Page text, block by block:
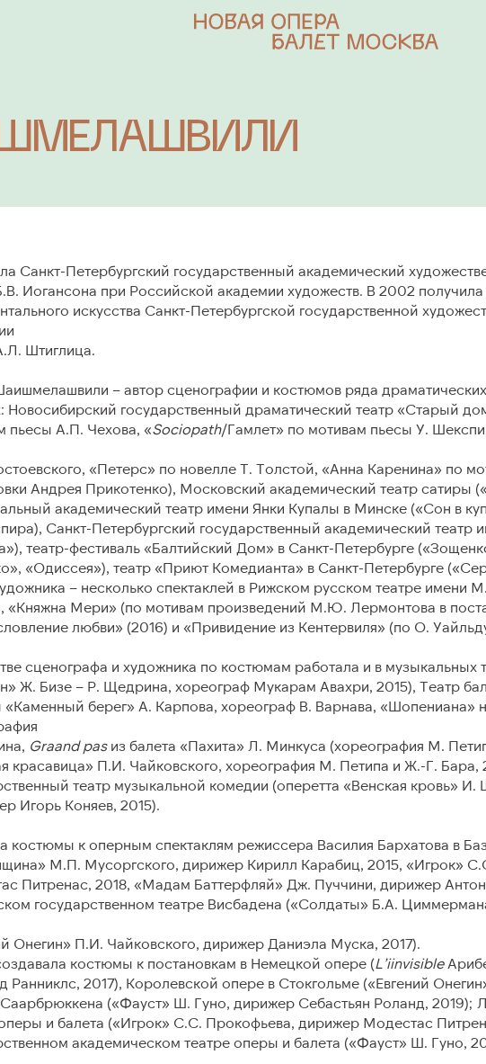
СПЕКТАКЛИ
Архив ОКНО
О ТЕАТРЕ
О театре
Евгений Колобов
История
Сотрудничество
Технические параметры
Документы
ЛИЦА ТЕАТРА
Художественное
Дирижеры
Опера
Балет Москва
Оркестр
Хор
Хореографы
Композиторы
Ведущие
Дирекция и
КОНТАКТЫ
Контакты подразделений
Санкт-Петербургский государственный академический
Иогансона при Российской академии художеств. В 2002 получила
искусства Санкт-Петербургской государственной
Штиглица.
– автор сценографии и костюмов ряда
Новосибирский государственный драматический театр «Старый
пьесы А.П. Чехова, «Sociopath/Гамлет» по мотивам пьесы У.
«Петерс» по новелле Т. Толстой, «Анна Каренина» по
Андрея Прикотенко), Московский академический театр
академический театр имени Янки Купалы в Минске («Сон в
Санкт-Петербургский государственный академический театр
театр-фестиваль «Балтийский Дом» в Санкт-Петербурге
«Одиссея»), театр «Приют Комедианта» в Санкт-Петербурге
– несколько спектаклей в Рижском русском театре имени
«Княжна Мери» (по мотивам произведений М.Ю. Лермонтова в
любви» (2016) и «Привидение из Кентервиля» (по О.
сценографа и художника по костюмам работала и в музыкальных
Ж. Бизе – Р. Щедрина, хореограф Мукарам Авахри, 2015), Театр
«Каменный берег» А. Карпова, хореограф В. Варнава, «Шопениана»
Graand pasиз балета «Пахита» Л. Минкуса (хореография М.
красавица» П.И. Чайковского, хореография М. Петипа и Ж.-Г. Бара,
театр музыкальной комедии (оперетта «Венская кровь» И.
Игорь Коняев, 2015).
костюмы к оперным спектаклям режиссера Василия Бархатова в
М.П. Мусоргского, дирижер Кирилл Карабиц, 2015, «Игрок»
Питренас, 2018, «Мадам Баттерфляй» Дж. Пуччини, дирижер
государственном театре Висбадена («Солдаты» Б.А.
Онегин» П.И. Чайковского, дирижер Даниэла Муска, 2017).
костюмы к постановкам в Немецкой опере (L’iinvisible
Ранниклс, 2017), Королевской опере в Стокгольме («Евгений
(«Фауст» Ш. Гуно, дирижер Себастьян Роланд, 2019);
и балета («Игрок» С.С. Прокофьева, дирижер Модестас
академическом театре оперы и балета («Фауст» Ш. Гуно,